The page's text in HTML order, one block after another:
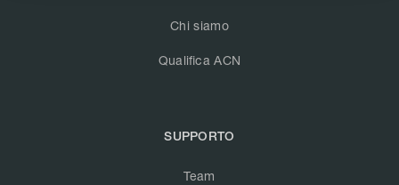
Chi siamo
Qualifica ACN
SUPPORTO
Team